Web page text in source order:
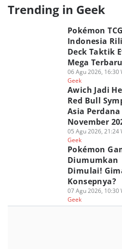
Trending in Geek
Pokémon TCG
Indonesia
Deck Taktik
Mega
06 Agu 2026, 16:30
Geek
Awich Jadi
Red Bull
Asia
November
05 Agu 2026, 21:24
Geek
Pokémon
Diumumkan
Dimulai!
Konsepnya?
07 Agu 2026, 10:30
Geek